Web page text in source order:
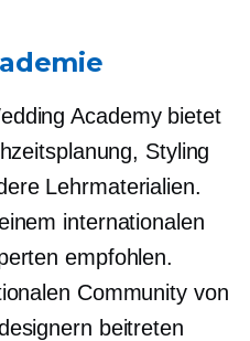
Academy bietet
Styling
Lehrmaterialien.
internationalen
empfohlen.
Community von
beitreten